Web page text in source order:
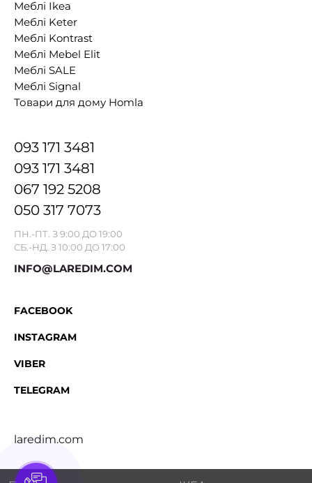
Меблі Ikea
Меблі Keter
Меблі Kontrast
Меблі Mebel Elit
Меблі SALE
Меблі Signal
Товари для дому Homla
093 171 3481
093 171 3481
067 192 5208
050 317 7073
ПН.-ПТ. З 9:00 ДО 19:00
СБ.-НД. З 10:00 ДО 17:00
INFO@LAREDIM.COM
FACEBOOK
INSTAGRAM
VIBER
TELEGRAM
laredim.com